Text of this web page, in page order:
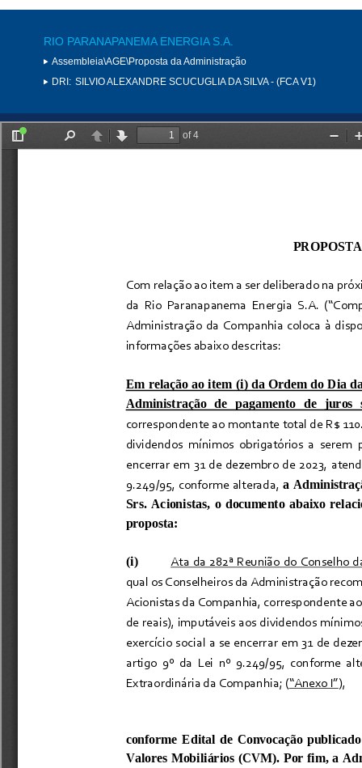
RIO PARANAPANEMA ENERGIA S.A.
Assembleia\AGE\Proposta da Administração
DRI: SILVIO ALEXANDRE SCUCUGLIA DA SILVA - (FCA V1)